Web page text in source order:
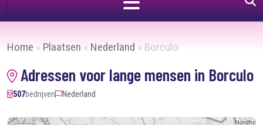
Home » Plaatsen » Nederland » Borculo
Adressen voor lange mensen in Borculo
507bedrijven Nederland